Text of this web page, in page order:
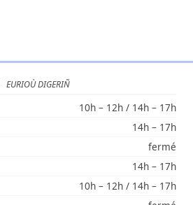
EURIOÙ DIGERIÑ
10h – 12h / 14h – 17h
14h – 17h
fermé
14h – 17h
10h – 12h / 14h – 17h